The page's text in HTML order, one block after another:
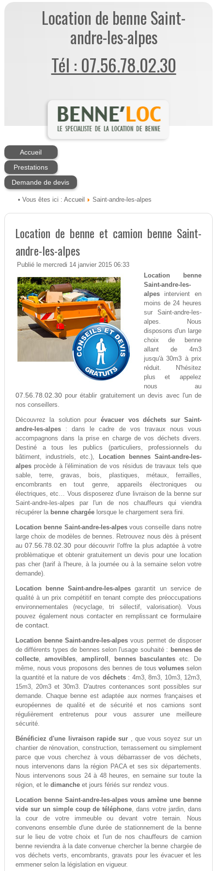
Location de benne Saint-
andre-les-alpes
Tél : 07.56.78.02.30
Accueil
Prestations
Demande de devis
• Vous êtes ici : Accueil Saint-andre-les-alpes
Location de benne et camion benne Saint-
andre-les-alpes
Publié le mercredi 14 janvier 2015 06:33
Location benne
Saint-andre-les-
alpesintervient en
moins de 24 heures
sur Saint-andre-les-
alpes. Nous
disposons d'un large
choix de benne
allant de 4m3
jusqu'à 30m3 à prix
réduit. N'hésitez
plus et appelez
nous au
07.56.78.02.30pour établir gratuitement un devis avec l'un de
nos conseillers.
Découvrez la solution pour évacuer vos déchets sur Saint-
andre-les-alpes: dans le cadre de vos travaux nous vous
accompagnons dans la prise en charge de vos déchets divers.
Destiné a tous les publics (particuliers, professionnels du
bâtiment, industriels, etc.),
Location bennes Saint-andre-les-
alpesprocède à l'élimination de vos résidus de travaux tels que
sable, terre, gravas, bois, plastiques, métaux, ferrailles,
encombrants en tout genre, appareils électroniques ou
électriques, etc… Vous disposerez d'une livraison de la benne sur
Saint-andre-les-alpes par l'un de nos chauffeurs qui viendra
récupérer la benne chargéelorsque le chargement sera fini.
Location benne Saint-andre-les-alpesvous conseille dans notre
large choix de modèles de bennes. Retrouvez nous dès à présent
au07.56.78.02.30 pour découvrir l'offre la plus adaptée à votre
problèmatique et obtenir gratuitement un devis pour une location
pas cher (tarif à l'heure, à la journée ou à la semaine selon votre
demande).
Location benne Saint-andre-les-alpes garantit un service de
qualité à un prix compétitif en tenant compte des préoccupations
environnementales (recyclage, tri sélectif, valorisation). Vous
pouvez également nous contacter en remplissantce formulaire
de contact.
Location benne Saint-andre-les-alpes vous permet de disposer
de différents types de bennes selon l'usage souhaité : bennes de
collecte, amovibles, ampliroll , bennes basculantes etc. De
même, nous vous proposons des bennes de tousvolumes selon
la quantité et la nature de vos déchets: 4m3, 8m3, 10m3, 12m3,
15m3, 20m3 et 30m3. D'autres contenances sont possibles sur
demande. Chaque benne est adaptée aux normes françaises et
européennes de qualité et de sécurité et nos camions sont
régulièrement entretenus pour vous assurer une meilleure
sécurité.
Bénéficiez d'une livraison rapide sur , que vous soyez sur un
chantier de rénovation, construction, terrassement ou simplement
parce que vous cherchez à vous débarrasser de vos déchets,
nous intervenons dans la région PACA et ses six départements.
Nous intervenons sous 24 à 48 heures, en semaine sur toute la
région, et le dimancheet jours fériés sur rendez vous.
Location benne Saint-andre-les-alpes vous amène une benne
vide sur un simple coup de téléphone, dans votre jardin, dans
la cour de votre immeuble ou devant votre terrain. Nous
convenons ensemble d'une durée de stationnement de la benne
sur le lieu de votre choix et l'un de nos chauffeurs de camion
benne reviendra à la date convenue chercher la benne chargée de
vos déchets verts, encombrants, gravats pour les évacuer et les
emmener selon la législation en vigueur.